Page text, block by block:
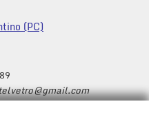
(PC)